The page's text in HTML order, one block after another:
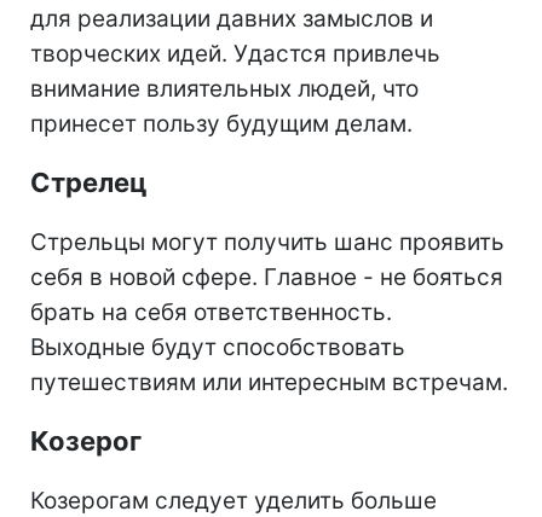
для реализации давних замыслов и
творческих идей. Удастся привлечь
внимание влиятельных людей, что
принесет пользу будущим делам.
Стрелец
Стрельцы могут получить шанс проявить
себя в новой сфере. Главное - не бояться
брать на себя ответственность.
Выходные будут способствовать
путешествиям или интересным встречам.
Козерог
Козерогам следует уделить больше